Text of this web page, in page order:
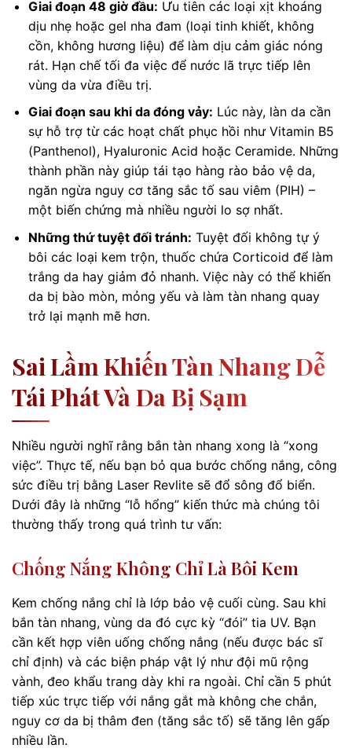
Giai đoạn 48 giờ đầu: Ưu tiên các loại xịt khoáng
dịu nhẹ hoặc gel nha đam (loại tinh khiết, không
cồn, không hương liệu) để làm dịu cảm giác nóng
rát. Hạn chế tối đa việc để nước lã trực tiếp lên
vùng da vừa điều trị.
Giai đoạn sau khi da đóng vảy: Lúc này, làn da cần
sự hỗ trợ từ các hoạt chất phục hồi như Vitamin B5
(Panthenol), Hyaluronic Acid hoặc Ceramide. Những
thành phần này giúp tái tạo hàng rào bảo vệ da,
ngăn ngừa nguy cơ tăng sắc tố sau viêm (PIH) –
một biến chứng mà nhiều người lo sợ nhất.
Những thứ tuyệt đối tránh: Tuyệt đối không tự ý
bôi các loại kem trộn, thuốc chứa Corticoid để làm
trắng da hay giảm đỏ nhanh. Việc này có thể khiến
da bị bào mòn, mỏng yếu và làm tàn nhang quay
trở lại mạnh mẽ hơn.
Sai Lầm Khiến Tàn Nhang Dễ
Tái Phát Và Da Bị Sạm
Nhiều người nghĩ rằng bắn tàn nhang xong là “xong
việc”. Thực tế, nếu bạn bỏ qua bước chống nắng, công
sức điều trị bằng Laser Revlite sẽ đổ sông đổ biển.
Dưới đây là những “lỗ hổng” kiến thức mà chúng tôi
thường thấy trong quá trình tư vấn:
Chống Nắng Không Chỉ Là Bôi Kem
Kem chống nắng chỉ là lớp bảo vệ cuối cùng. Sau khi
bắn tàn nhang, vùng da đó cực kỳ “đói” tia UV. Bạn
cần kết hợp viên uống chống nắng (nếu được bác sĩ
chỉ định) và các biện pháp vật lý như đội mũ rộng
vành, đeo khẩu trang dày khi ra ngoài. Chỉ cần 5 phút
tiếp xúc trực tiếp với nắng gắt mà không che chắn,
nguy cơ da bị thâm đen (tăng sắc tố) sẽ tăng lên gấp
nhiều lần.